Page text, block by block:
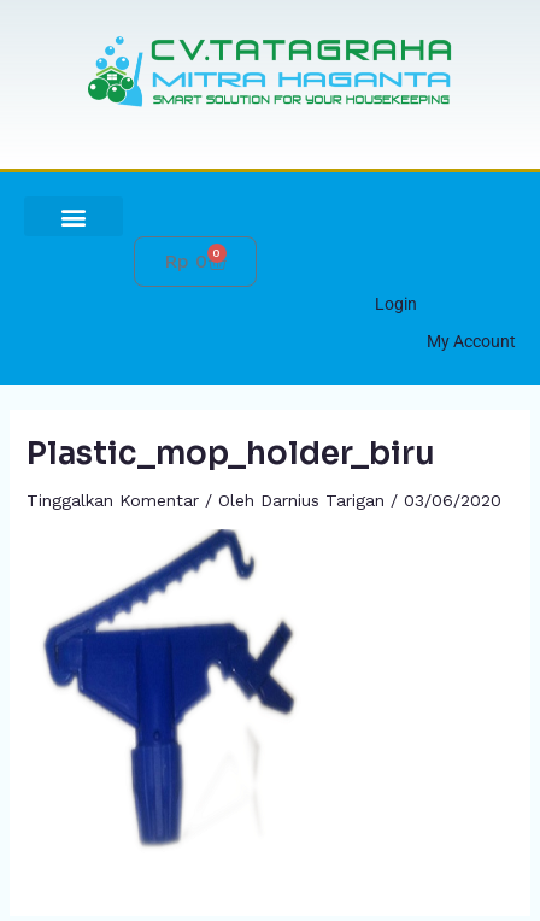
Rp 0 0
Cart
Login
My Account
Plastic_mop_holder_biru
Tinggalkan Komentar / Oleh Darnius Tarigan / 03/06/2020